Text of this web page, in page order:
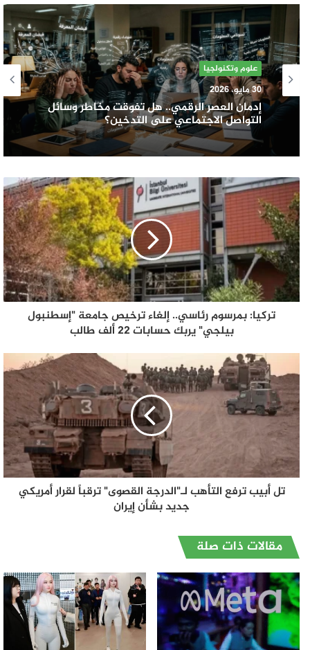
علوم وتكنولجيا
30 مايو، 2026
​إدمان العصر الرقمي.. هل تفوقت مخاطر وسائل
التواصل الاجتماعي على التدخين؟
تركيا: بمرسوم رئاسي.. إلغاء ترخيص جامعة "إسطنبول
بيلجي" يربك حسابات 22 ألف طالب
تل أبيب ترفع التأهب لـ"الدرجة القصوى" ترقباً لقرار أمريكي
جديد بشأن إيران
مقالات ذات صلة